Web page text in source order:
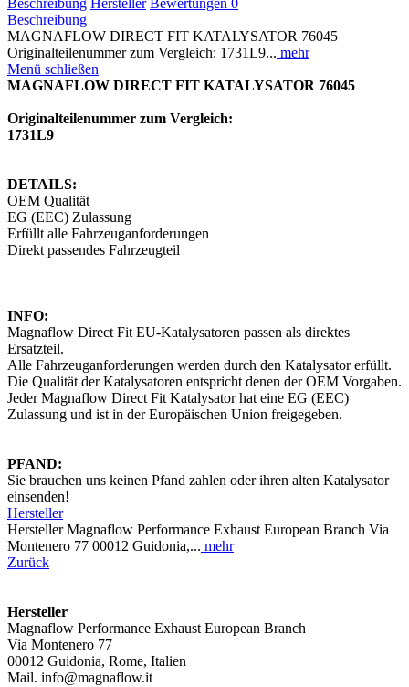
Beschreibung Hersteller Bewertungen 0
Beschreibung
MAGNAFLOW DIRECT FIT KATALYSATOR 76045
Originalteilenummer zum Vergleich: 1731L9... mehr
Menü schließen
MAGNAFLOW DIRECT FIT KATALYSATOR 76045
Originalteilenummer zum Vergleich:
1731L9
DETAILS:
OEM Qualität
EG (EEC) Zulassung
Erfüllt alle Fahrzeuganforderungen
Direkt passendes Fahrzeugteil
INFO:
Magnaflow Direct Fit EU-Katalysatoren passen als direktes
Ersatzteil.
Alle Fahrzeuganforderungen werden durch den Katalysator erfüllt.
Die Qualität der Katalysatoren entspricht denen der OEM Vorgaben.
Jeder Magnaflow Direct Fit Katalysator hat eine EG (EEC)
Zulassung und ist in der Europäischen Union freigegeben.
PFAND:
Sie brauchen uns keinen Pfand zahlen oder ihren alten Katalysator
einsenden!
Hersteller
Hersteller Magnaflow Performance Exhaust European Branch Via
Montenero 77 00012 Guidonia,... mehr
Zurück
Hersteller
Magnaflow Performance Exhaust European Branch
Via Montenero 77
00012 Guidonia, Rome, Italien
Mail. info@magnaflow.it